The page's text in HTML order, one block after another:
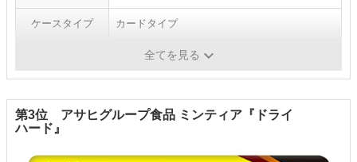
ケースタイプ カードタイプ
レギュラー全てを見る
第3位 アサヒグループ食品 ミンティア『ドライ
ハード』